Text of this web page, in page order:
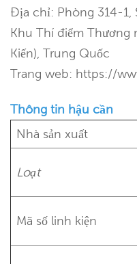
Địa chỉ: Phòng 314-1,
Khu Thí điểm Thương
Kiến), Trung Quốc
Trang web: https://
Thông tin hậu cần
Nhà sản xuất
Loạt
Mã số linh kiện